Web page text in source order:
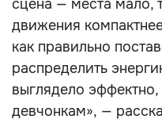
сцена — места мало,
движения
как правильно
распределить
выглядело
девчонкам», —